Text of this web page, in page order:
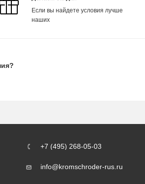
Если вы найдете условия лучше
наших
+7 (495) 268-05-03
info@kromschroder-rus.ru